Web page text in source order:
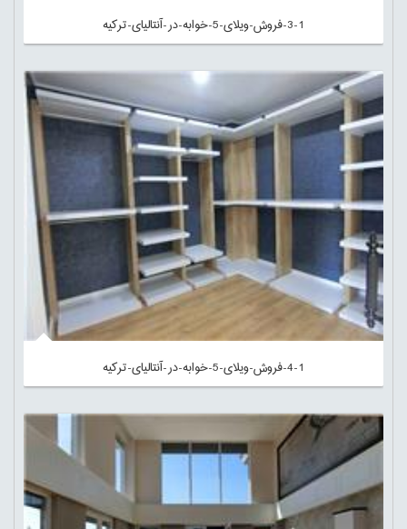
3-1-فروش-ویلای-5-خوابه-در-آنتالیای-ترکیه
4-1-فروش-ویلای-5-خوابه-در-آنتالیای-ترکیه